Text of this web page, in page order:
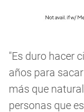
"Es duro hacer
años para
más que
personas que